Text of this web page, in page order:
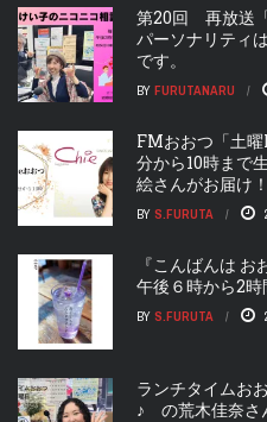
第20回 再放送「
パーソナリティ
です。
BY FURUTANARU
FMおおつ「土
分から10時まで
絵さんがお届け！
BY S.FURUTA
『こんばんは
午後６時から2時
BY S.FURUTA
ランチタイムお
♪ の荒木佳奈さ